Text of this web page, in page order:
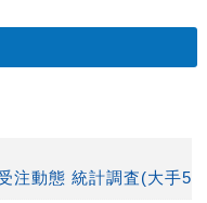
注動態 統計調査(大手50